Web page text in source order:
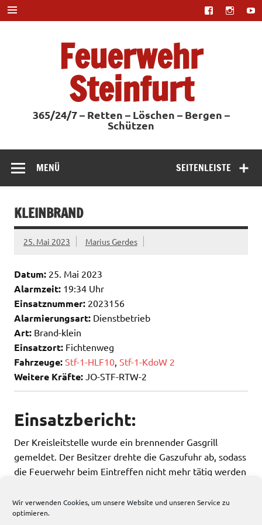
Wir verwenden Cookies, um unsere Website und unseren Service zu
optimieren.
Zum
Inhalt
springen
Feuerwehr
Steinfurt
365/24/7 – Retten – Löschen – Bergen –
Schützen
SEITENLEISTE
MENÜ
KLEINBRAND
25. Mai 2023 Marius Gerdes
Datum: 25. Mai 2023
Alarmzeit: 19:34 Uhr
Einsatznummer: 2023156
Alarmierungsart: Dienstbetrieb
Art: Brand-klein
Einsatzort: Fichtenweg
Fahrzeuge: Stf-1-HLF10 Stf-1-KdoW 2
Weitere Kräfte: JO-STF-RTW-2
Einsatzbericht:
Der Kreisleitstelle wurde ein brennender Gasgrill
gemeldet. Der Besitzer drehte die Gaszufuhr ab, sodass
die Feuerwehr beim Eintreffen nicht mehr tätig werden
195 total views